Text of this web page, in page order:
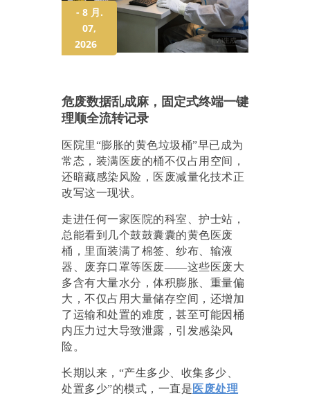
- 8 月.
07,
2026
危废数据乱成麻，固定式终端一键
理顺全流转记录
医院里“膨胀的黄色垃圾桶”早已成为
常态，装满医废的桶不仅占用空间，
还暗藏感染风险，医废减量化技术正
改写这一现状。
走进任何一家医院的科室、护士站，
总能看到几个鼓鼓囊囊的黄色医废
桶，里面装满了棉签、纱布、输液
器、废弃口罩等医废——这些医废大
多含有大量水分，体积膨胀、重量偏
大，不仅占用大量储存空间，还增加
了运输和处置的难度，甚至可能因桶
内压力过大导致泄露，引发感染风
险。
长期以来，“产生多少、收集多少、
处置多少”的模式，一直是 医废处理